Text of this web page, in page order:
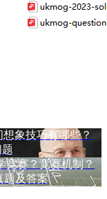
象技巧有哪些？
竞赛？竞赛机制？
题及答案